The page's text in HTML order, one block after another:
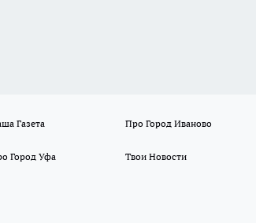
Газета Про Город Иваново
Город Уфа Твои Новости